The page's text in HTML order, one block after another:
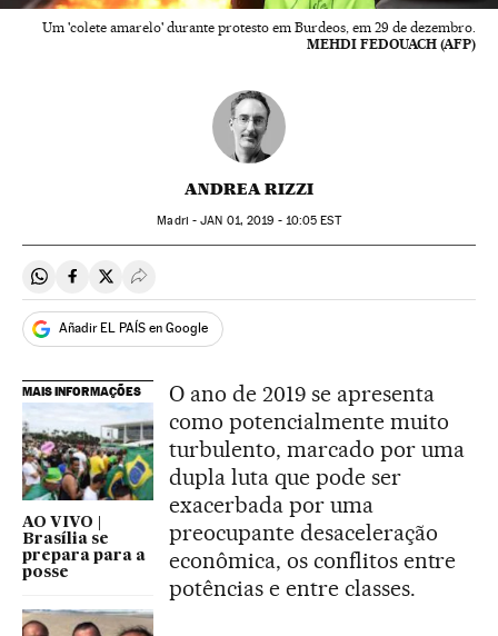
Um 'colete amarelo' durante protesto em Burdeos, em 29 de dezembro.
MEHDI FEDOUACH (AFP)
ANDREA RIZZI
Madri -JAN 01, 2019 - 10:05 EST
Compartir en Whatsapp
Compartir en Facebook
Compartir en Twitter
Desplegar Redes Sociales
Añadir EL PAÍS en Google
MAIS INFORMAÇÕES
AO VIVO |
Brasília se
prepara para a
posse
O ano de 2019 se apresenta
como potencialmente muito
turbulento, marcado por uma
dupla luta que pode ser
exacerbada por uma
preocupante desaceleração
econômica, os conflitos entre
potências e entre classes.